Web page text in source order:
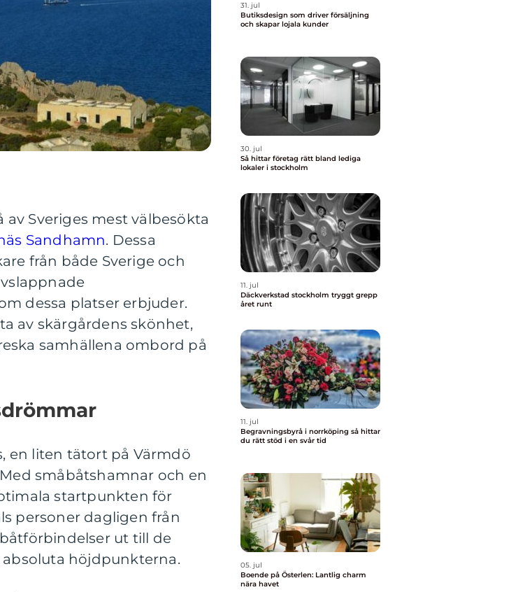
Sveriges mest välbesökta
Sandhamn. Dessa
från både Sverige och
dessa platser erbjuder.
av skärgårdens skönhet,
samhällena ombord på
en liten tätort på Värmdö
småbåtshamnar och en
startpunkten för
personer dagligen från
ut till de
höjdpunkterna.
31. jul
Butiksdesign som driver försäljning
och skapar lojala kunder
30. jul
Så hittar företag rätt bland lediga
lokaler i stockholm
11. jul
Däckverkstad stockholm tryggt grepp
året runt
11. jul
Begravningsbyrå i norrköping så hittar
du rätt stöd i en svår tid
05. jul
Boende på Österlen: Lantlig charm
nära havet